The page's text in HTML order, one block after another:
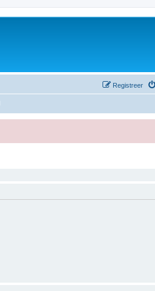
Registreer